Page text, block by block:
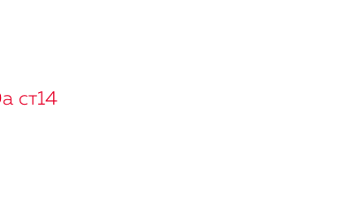
ст14